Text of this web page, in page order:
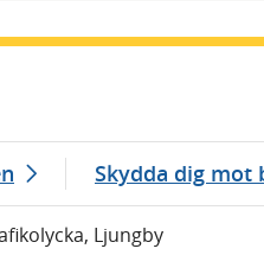
Skydda dig mot
Ljungby